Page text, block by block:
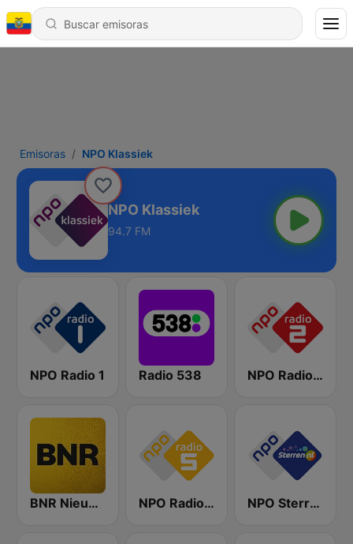
Emisoras NPO Klassiek
NPO Klassiek
94.7 FM
NPO Radio 1 Radio 538 NPO Radio 2
BNR Nieuwsradio NPO Radio 5 NPO Sterren